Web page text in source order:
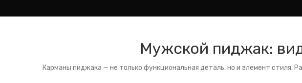
Мужской пиджак:
Карманы пиджака — не только функциональная деталь, но и элемент стиля.